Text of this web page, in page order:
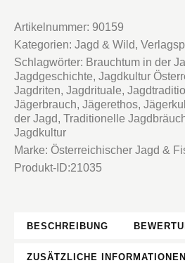
Artikelnummer: 90159
Kategorien: Jagd & Wild,
Schlagwörter: Brauchtum in der
Jagdgeschichte, Jagdkultur
Jagdriten, Jagdrituale,
Jägerbrauch, Jägerethos,
der Jagd, Traditionelle
Jagdkultur
Marke: Österreichischer Jagd &
Produkt-ID:21035
BESCHREIBUNG
ZUSÄTZLICHE INFORMATIONEN